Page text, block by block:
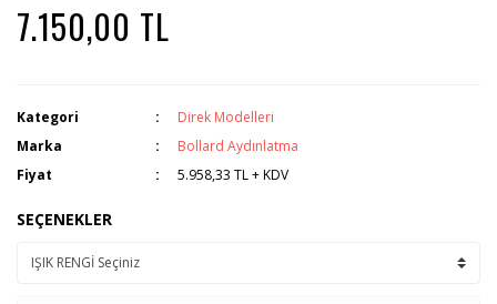
7.150,00 TL
Kategori
Direk Modelleri
Marka
Bollard Aydınlatma
Fiyat
5.958,33 TL + KDV
SEÇENEKLER